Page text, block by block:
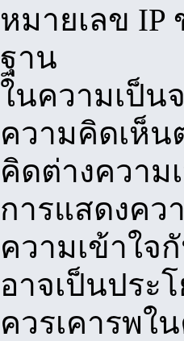
หมายเลข IP
ฐาน
ในความเป็น
ความคิดเห็
คิดต่างความ
การแสดงคว
ความเข้าใจ
อาจเป็นประ
ควรเคารพใ